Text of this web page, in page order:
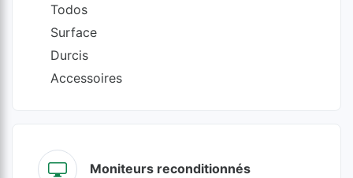
Todos
Surface
Durcis
Accessoires
Moniteurs reconditionnés